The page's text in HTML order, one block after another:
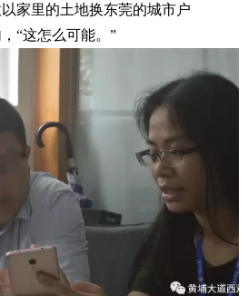
家里的土地换东莞的城市户
“这怎么可能。”